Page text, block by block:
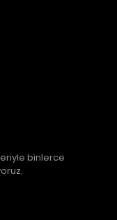
binlerce